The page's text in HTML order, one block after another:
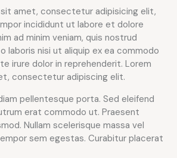
amet, consectetur adipisicing elit,
incididunt ut labore et dolore
ad minim veniam, quis nostrud
laboris nisi ut aliquip ex ea commodo
irure dolor in reprehenderit. Lorem
consectetur adipiscing elit.
pellentesque porta. Sed eleifend
erat commodo ut. Praesent
Nullam scelerisque massa vel
sem egestas. Curabitur placerat